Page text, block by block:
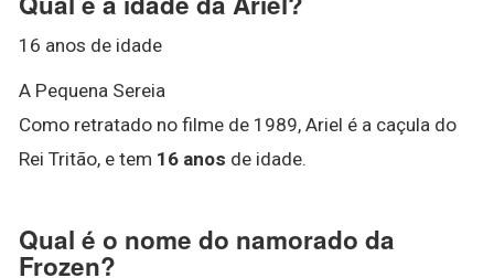
16 anos de idade
A Pequena Sereia
Como retratado no filme de 1989, Ariel é a caçula do
Rei Tritão, e tem 16 anos de idade.
Qual é o nome do namorado da
Frozen?